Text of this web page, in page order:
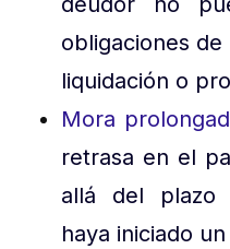
obligaciones
liquidación o
Mora
retrasa en el
allá del plazo
haya iniciado